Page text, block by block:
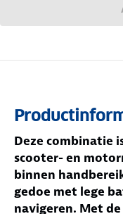
Deze combinatie
scooter- en
binnen
gedoe met lege
navigeren. Met